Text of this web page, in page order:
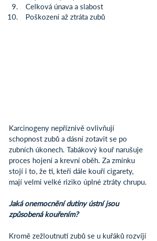
Celková únava a slabost
Poškození až ztráta zubů
Karcinogeny nepříznivě ovlivňují
schopnost zubů a dásní zotavit se po
zubních úkonech. Tabákový kouř narušuje
proces hojení a krevní oběh. Za zmínku
stojí i to, že ti, kteří dále kouří cigarety,
mají velmi velké riziko úplné ztráty chrupu.
Jaká onemocnění dutiny ústní jsou
způsobená kouřením?
Kromě zežloutnutí zubů se u kuřáků rozvíjí